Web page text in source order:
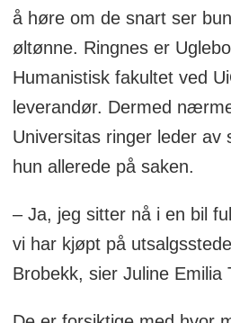
å høre om de snart ser
øltønne. Ringnes er
Humanistisk fakultet ved
leverandør. Dermed
Universitas ringer leder av
hun allerede på saken.
– Ja, jeg sitter nå i en bil
vi har kjøpt på
Brobekk, sier Juline Emilia